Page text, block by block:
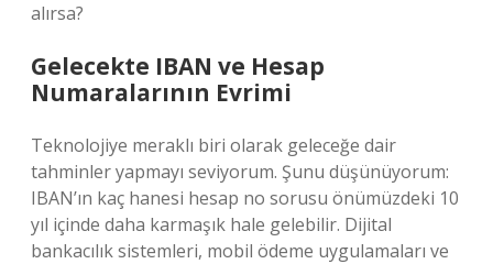
alırsa?
Gelecekte IBAN ve Hesap
Numaralarının Evrimi
Teknolojiye meraklı biri olarak geleceğe dair
tahminler yapmayı seviyorum. Şunu düşünüyorum:
IBAN’ın kaç hanesi hesap no sorusu önümüzdeki 10
yıl içinde daha karmaşık hale gelebilir. Dijital
bankacılık sistemleri, mobil ödeme uygulamaları ve